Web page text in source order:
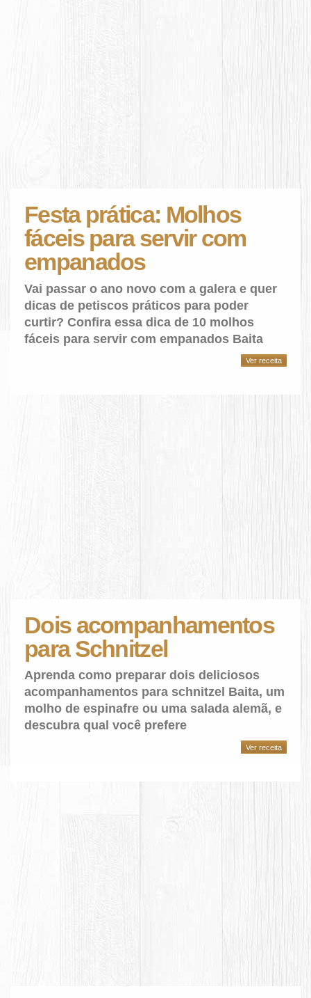
Festa prática: Molhos
fáceis para servir com
empanados
Vai passar o ano novo com a galera e quer
dicas de petiscos práticos para poder
curtir? Confira essa dica de 10 molhos
fáceis para servir com empanados Baita
Ver receita
Dois acompanhamentos
para Schnitzel
Aprenda como preparar dois deliciosos
acompanhamentos para schnitzel Baita, um
molho de espinafre ou uma salada alemã, e
descubra qual você prefere
Ver receita